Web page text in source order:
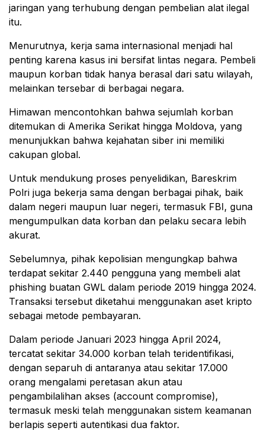
jaringan yang terhubung dengan pembelian alat ilegal
itu.
Menurutnya, kerja sama internasional menjadi hal
penting karena kasus ini bersifat lintas negara. Pembeli
maupun korban tidak hanya berasal dari satu wilayah,
melainkan tersebar di berbagai negara.
Himawan mencontohkan bahwa sejumlah korban
ditemukan di Amerika Serikat hingga Moldova, yang
menunjukkan bahwa kejahatan siber ini memiliki
cakupan global.
Untuk mendukung proses penyelidikan, Bareskrim
Polri juga bekerja sama dengan berbagai pihak, baik
dalam negeri maupun luar negeri, termasuk FBI, guna
mengumpulkan data korban dan pelaku secara lebih
akurat.
Sebelumnya, pihak kepolisian mengungkap bahwa
terdapat sekitar 2.440 pengguna yang membeli alat
phishing buatan GWL dalam periode 2019 hingga 2024.
Transaksi tersebut diketahui menggunakan aset kripto
sebagai metode pembayaran.
Dalam periode Januari 2023 hingga April 2024,
tercatat sekitar 34.000 korban telah teridentifikasi,
dengan separuh di antaranya atau sekitar 17.000
orang mengalami peretasan akun atau
pengambilalihan akses (account compromise),
termasuk meski telah menggunakan sistem keamanan
berlapis seperti autentikasi dua faktor.